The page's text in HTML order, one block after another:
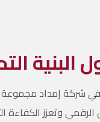
البنية
شركة إمداد مجموعة
الرقمي وتعزز الكفاءة